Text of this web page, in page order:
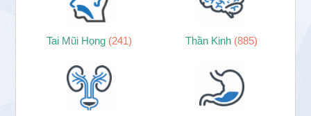
Tai Mũi Họng (241) Thần Kinh (885)